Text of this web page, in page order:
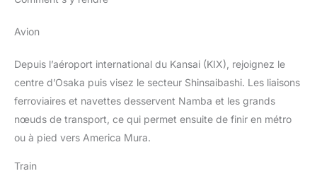
Avion
Depuis l’aéroport international du Kansai (KIX), rejoignez le
centre d’Osaka puis visez le secteur Shinsaibashi. Les liaisons
ferroviaires et navettes desservent Namba et les grands
nœuds de transport, ce qui permet ensuite de finir en métro
ou à pied vers America Mura.
Train